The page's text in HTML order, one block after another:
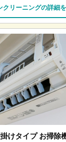
クリーニングの詳細
けタイプ お掃除